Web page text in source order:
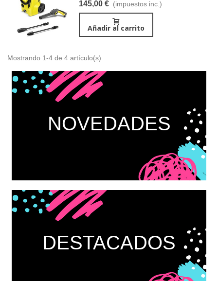
145,00 € (impuestos inc.)
Añadir al carrito
Mostrando 1-4 de 4 artículo(s)
NOVEDADES
DESTACADOS